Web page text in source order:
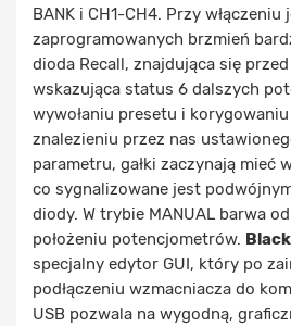
BANK i CH1-CH4. Przy włączeniu
zaprogramowanych brzmień
dioda Recall, znajdująca się przed
wskazująca status 6 dalszych
wywołaniu presetu i
znalezieniu przez nas
parametru, gałki zaczynają mieć
co sygnalizowane jest
diody. W trybie MANUAL barwa
położeniu potencjometrów.
specjalny edytor GUI, który po
podłączeniu wzmacniacza do
USB pozwala na wygodną,